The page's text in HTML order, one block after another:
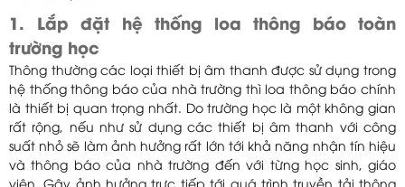
1. Lắp đặt hệ thống loa thông báo toàn
trường học
Thông thường các loại thiết bị âm thanh được sử dụng trong
hệ thống thông báo của nhà trường thì loa thông báo chính
là thiết bị quan trọng nhất. Do trường học là một không gian
rất rộng, nếu như sử dụng các thiết bị âm thanh với công
suất nhỏ sẽ làm ảnh hưởng rất lớn tới khả năng nhận tín hiệu
và thông báo của nhà trường đến với từng học sinh, giáo